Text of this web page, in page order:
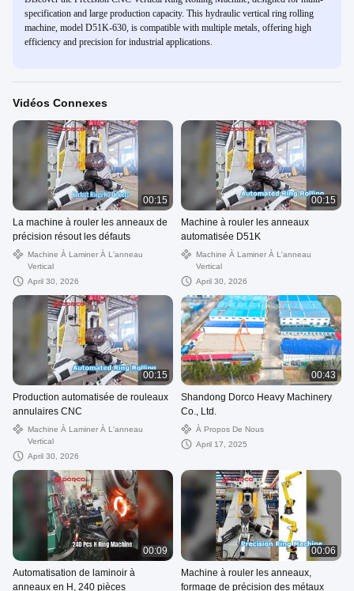
specification and large production capacity. This hydraulic vertical ring rolling
machine, model D51K-630, is compatible with multiple metals, offering high
efficiency and precision for industrial applications.
Vidéos Connexes
00:15
La machine à rouler les anneaux de
précision résout les défauts
Machine À Laminer À L'anneau
Vertical
April 30, 2026
00:15
Machine à rouler les anneaux
automatisée D51K
Machine À Laminer À L'anneau
Vertical
April 30, 2026
00:15
Production automatisée de rouleaux
annulaires CNC
Machine À Laminer À L'anneau
Vertical
April 30, 2026
00:43
Shandong Dorco Heavy Machinery
Co., Ltd.
À Propos De Nous
April 17, 2025
00:09
Automatisation de laminoir à
anneaux en H, 240 pièces
00:06
Machine à rouler les anneaux,
formage de précision des métaux